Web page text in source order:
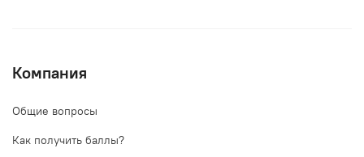
Компания
Общие вопросы
Как получить баллы?